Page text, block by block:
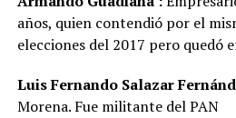
años, quien contendió por el
elecciones del 2017 pero quedó
Luis Fernando Salazar
Morena. Fue militante del PAN